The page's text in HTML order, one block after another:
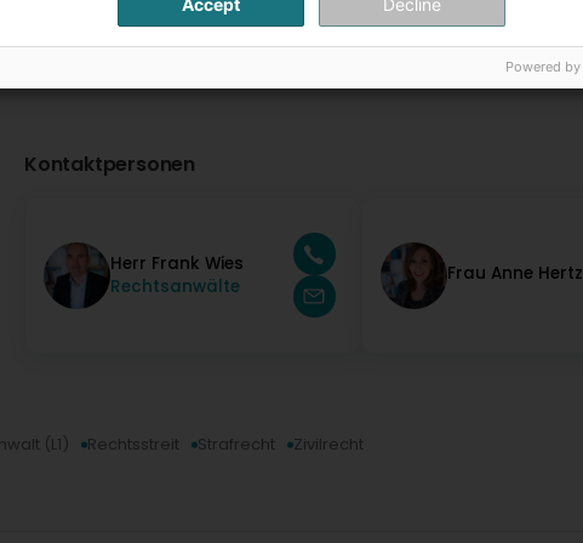
Kontaktpersonen
Herr Frank Wies
Rechtsanwälte
Frau Anne
(L1) Rechtsstreit Strafrecht Zivilrecht
Accept Decline
Powered by